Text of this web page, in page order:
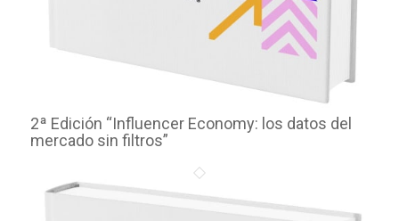
2ª Edición “Influencer Economy: los datos del
mercado sin filtros”